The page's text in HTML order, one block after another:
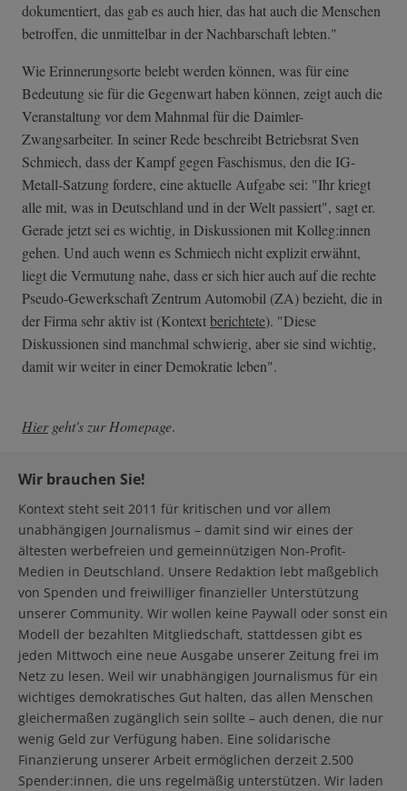
dokumentiert, das gab es auch hier, das hat auch die Menschen
betroffen, die unmittelbar in der Nachbarschaft lebten."
Wie Erinnerungsorte belebt werden können, was für eine
Bedeutung sie für die Gegenwart haben können, zeigt auch die
Veranstaltung vor dem Mahnmal für die Daimler-
Zwangsarbeiter. In seiner Rede beschreibt Betriebsrat Sven
Schmiech, dass der Kampf gegen Faschismus, den die IG-
Metall-Satzung fordere, eine aktuelle Aufgabe sei: "Ihr kriegt
alle mit, was in Deutschland und in der Welt passiert", sagt er.
Gerade jetzt sei es wichtig, in Diskussionen mit Kolleg:innen
gehen. Und auch wenn es Schmiech nicht explizit erwähnt,
liegt die Vermutung nahe, dass er sich hier auch auf die rechte
Pseudo-Gewerkschaft Zentrum Automobil (ZA) bezieht, die in
der Firma sehr aktiv ist (Kontextberichtete). "Diese
Diskussionen sind manchmal schwierig, aber sie sind wichtig,
damit wir weiter in einer Demokratie leben".
Hiergeht's zur Homepage.
Wir brauchen Sie!
Kontext steht seit 2011 für kritischen und vor allem
unabhängigen Journalismus – damit sind wir eines der
ältesten werbefreien und gemeinnützigen Non-Profit-
Medien in Deutschland. Unsere Redaktion lebt maßgeblich
von Spenden und freiwilliger finanzieller Unterstützung
unserer Community. Wir wollen keine Paywall oder sonst ein
Modell der bezahlten Mitgliedschaft, stattdessen gibt es
jeden Mittwoch eine neue Ausgabe unserer Zeitung frei im
Netz zu lesen. Weil wir unabhängigen Journalismus für ein
wichtiges demokratisches Gut halten, das allen Menschen
gleichermaßen zugänglich sein sollte – auch denen, die nur
wenig Geld zur Verfügung haben. Eine solidarische
Finanzierung unserer Arbeit ermöglichen derzeit 2.500
Spender:innen, die uns regelmäßig unterstützen. Wir laden